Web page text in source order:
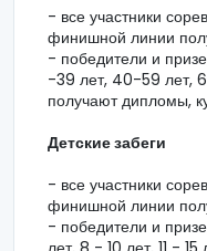
- все участники
финишной линии
- победители и
-39 лет, 40-59 лет,
получают дипломы,
Детские забеги
- все участники
финишной линии
- победители и